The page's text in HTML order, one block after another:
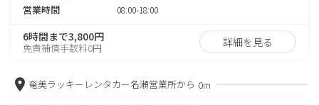
営業時間 08:00-18:00
6時間まで3,800円
免責補償手数料0円 詳細を見る
奄美ラッキーレンタカー名瀬営業所から 0m